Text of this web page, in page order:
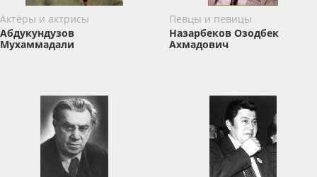
Актёры и актрисы
Абдукундузов
Мухаммадали
Певцы и певицы
Назарбеков Озодбек
Ахмадович